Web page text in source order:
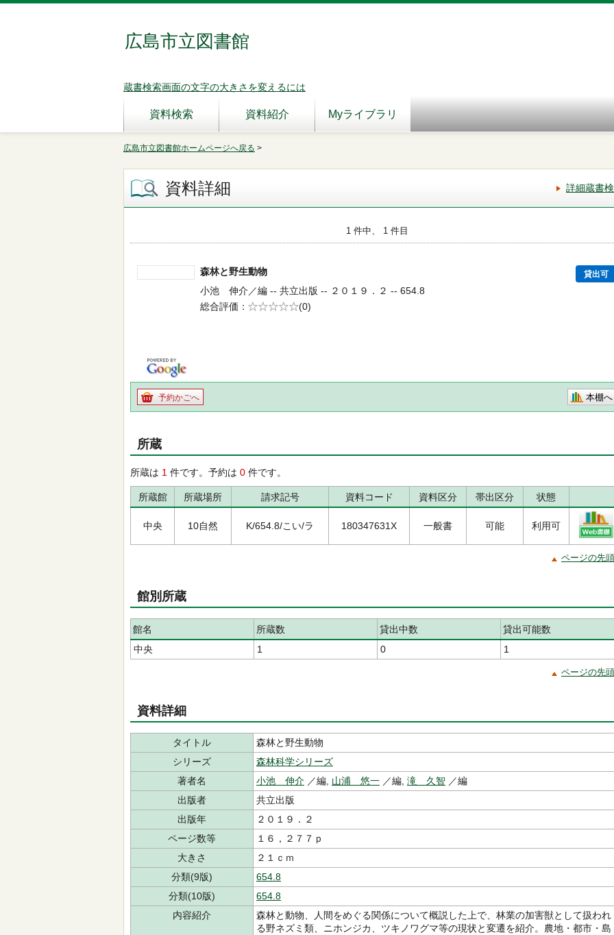
広島市立図書館
蔵書検索画面の文字の大きさを変えるには
資料検索 資料紹介 Myライブラリ
広島市立図書館ホームページへ戻る >
資料詳細 詳細蔵書
1 件中、 1 件目
森林と野生動物 貸出可
小池 伸介／編 -- 共立出版 -- ２０１９．２ -- 654.8
総合評価
5段階評価
(0)
予約かごへ 本棚へ
所蔵
所蔵は 1 件です。予約は 0 件です。
所蔵館 所蔵場所 請求記号 資料コード 資料区分 帯出区分 状態
中央 10自然 K/654.8/こい/ラ 180347631X 一般書 可能 利用可
ページの先
館別所蔵
館名 所蔵数 貸出中数
貸出可能数
中央
1 0 1
ページの先
資料詳細
タイトル
森林と野生動物
シリーズ
森林科学シリーズ
著者名
小池 伸介 ／編, 山浦 悠一 ／編, 滝 久智 ／編
出版者
共立出版
出版年
２０１９．２
ページ数等
１６，２７７ｐ
大きさ
２１ｃｍ
分類(9版)
654.8
分類(10版)
654.8
内容紹介
森林と動物、人間をめぐる関係について概説した上で、林業の加害獣として扱われ
る野ネズミ類、ニホンジカ、ツキノワグマ等の現状と変遷を紹介。農地・都市・島